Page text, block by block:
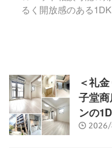
るく開放感のある
＜礼
子堂
ンの